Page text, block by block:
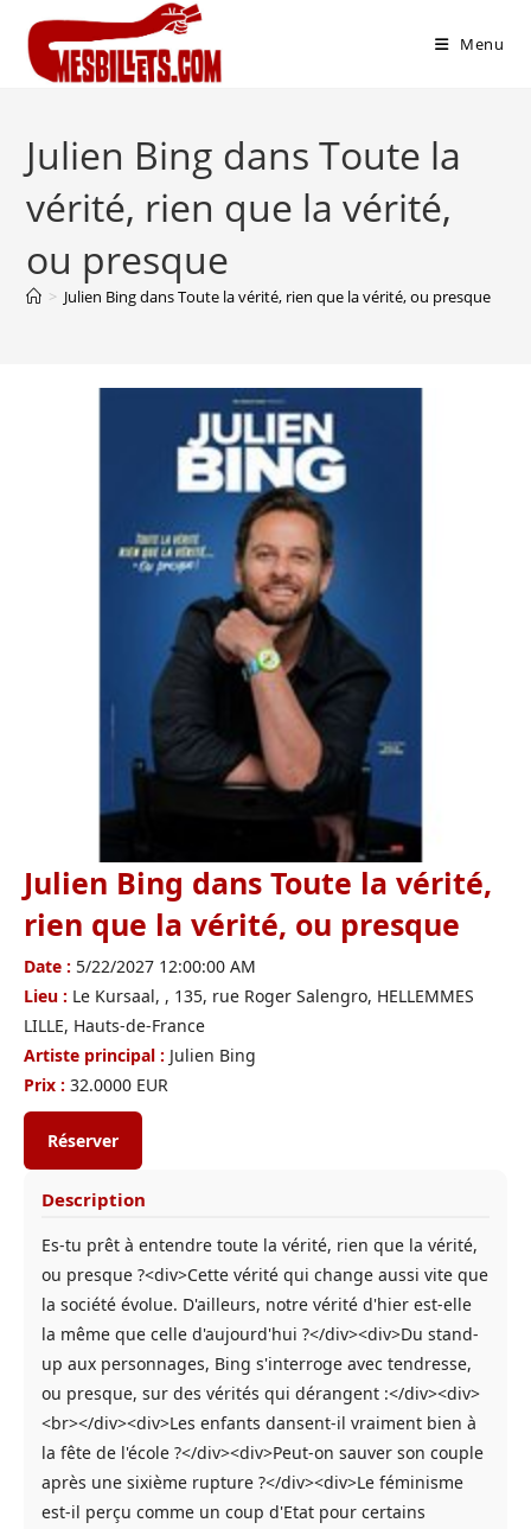
Menu
Julien Bing dans Toute la
vérité, rien que la vérité,
ou presque
> Julien Bing dans Toute la vérité, rien que la vérité, ou presque
Julien Bing dans Toute la vérité,
rien que la vérité, ou presque
Date : 5/22/2027 12:00:00 AM
Lieu : Le Kursaal, , 135, rue Roger Salengro, HELLEMMES
LILLE, Hauts-de-France
Artiste principal : Julien Bing
Prix : 32.0000 EUR
Réserver
Description
Es-tu prêt à entendre toute la vérité, rien que la vérité,
ou presque ?<div>Cette vérité qui change aussi vite que
la société évolue. D'ailleurs, notre vérité d'hier est-elle
la même que celle d'aujourd'hui ?</div><div>Du stand-
up aux personnages, Bing s'interroge avec tendresse,
ou presque, sur des vérités qui dérangent :</div><div>
<br></div><div>Les enfants dansent-il vraiment bien à
la fête de l'école ?</div><div>Peut-on sauver son couple
après une sixième rupture ?</div><div>Le féminisme
est-il perçu comme un coup d'Etat pour certains